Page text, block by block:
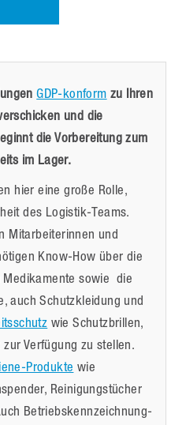
GDP-konform zu Ihren
und die
die Vorbereitung zum
im Lager.
hier eine große Rolle,
des Logistik-Teams.
Mitarbeiterinnen und
Know-How über die
sowie die
auch Schutzkleidung und
wie Schutzbrillen,
Verfügung zu stellen.
Produkte wie
Reinigungstücher
Betriebskennzeichnung-